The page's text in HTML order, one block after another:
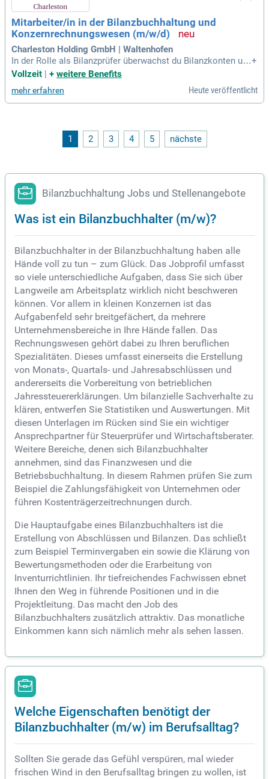
ten, 30 Tagen Urlaub, bis zu 3 Tagen Homeoffice pro Woche
und umfangreichen Weiterbildungsangeboten.
Mitarbeiter/in in der Bilanzbuchhaltung und
Konzernrechnungswesen (m/w/d)
Charleston Holding GmbH | Waltenhofen
In der Rolle als Bilanzprüfer überwachst du Bilanzkonten un
d gewährleistest die Einhaltung von Bilanzierungsprinzipien
und jährliche Abschlussprüfung, einschließlich der Konsolid
ierung von rund 70 Gesellschaften. Dabei unterstützt du die
-Berichtspakete und arbeitest eng mit der italienischen Mutt
ergesellschaft zusammen. Deine Expertise ist auch bei der
tkarten sowie Bankkonten erfolgreich.
+
Vollzeit
+ weitere Benefits
mehr erfahren Heute veröffentlicht
1 2 3 4 5 nächste
Bilanzbuchhaltung Jobs und Stellenangebote
Was ist ein Bilanzbuchhalter (m/w)?
Bilanzbuchhalter in der Bilanzbuchhaltung haben alle
Hände voll zu tun – zum Glück. Das Jobprofil umfasst
so viele unterschiedliche Aufgaben, dass Sie sich über
Langweile am Arbeitsplatz wirklich nicht beschweren
können. Vor allem in kleinen Konzernen ist das
Aufgabenfeld sehr breitgefächert, da mehrere
Unternehmensbereiche in Ihre Hände fallen. Das
Rechnungswesen gehört dabei zu Ihren beruflichen
Spezialitäten. Dieses umfasst einerseits die Erstellung
von Monats-, Quartals- und Jahresabschlüssen und
andererseits die Vorbereitung von betrieblichen
Jahressteuererklärungen. Um bilanzielle Sachverhalte zu
klären, entwerfen Sie Statistiken und Auswertungen. Mit
diesen Unterlagen im Rücken sind Sie ein wichtiger
Ansprechpartner für Steuerprüfer und Wirtschaftsberater.
Weitere Bereiche, denen sich Bilanzbuchhalter
annehmen, sind das Finanzwesen und die
Betriebsbuchhaltung. In diesem Rahmen prüfen Sie zum
Beispiel die Zahlungsfähigkeit von Unternehmen oder
führen Kostenträgerzeitrechnungen durch.
Die Hauptaufgabe eines Bilanzbuchhalters ist die
Erstellung von Abschlüssen und Bilanzen. Das schließt
zum Beispiel Terminvergaben ein sowie die Klärung von
Bewertungsmethoden oder die Erarbeitung von
Inventurrichtlinien. Ihr tiefreichendes Fachwissen ebnet
Ihnen den Weg in führende Positionen und in die
Projektleitung. Das macht den Job des
Bilanzbuchhalters zusätzlich attraktiv. Das monatliche
Einkommen kann sich nämlich mehr als sehen lassen.
Welche Eigenschaften benötigt der
Bilanzbuchhalter (m/w) im Berufsalltag?
Sollten Sie gerade das Gefühl verspüren, mal wieder
frischen Wind in den Berufsalltag bringen zu wollen, ist